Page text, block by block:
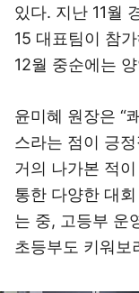
있다. 지난 11월
15 대표팀이 참
12월 중순에는
윤미혜 원장은 “
스라는 점이 긍
거의 나가본 적
통한 다양한 대
는 중, 고등부 운
초등부도 키워보